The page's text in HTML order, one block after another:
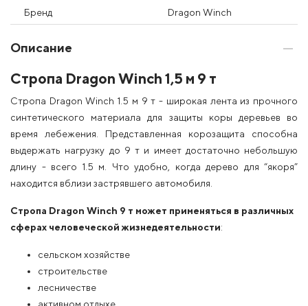
Бренд Dragon Winch
Описание
Стропа Dragon Winch 1,5 м 9 т
Стропа Dragon Winch 1.5 м 9 т - широкая лента из прочного
синтетического материала для защиты коры деревьев во
время лебежения. Представленная корозащита способна
выдержать нагрузку до 9 т и имеет достаточно небольшую
длину - всего 1.5 м. Что удобно, когда дерево для “якоря”
находится вблизи застрявшего автомобиля.
Стропа Dragon Winch 9 т может применяться в различных
сферах человеческой жизнедеятельности:
сельском хозяйстве
строительстве
лесничестве